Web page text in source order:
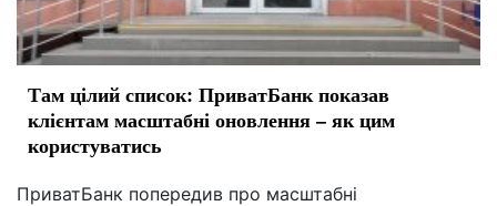
Там цілий список: ПриватБанк показав
клієнтам масштабні оновлення – як цим
користуватись
ПриватБанк попередив про масштабні